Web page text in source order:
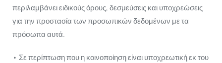
περιλαμβάνει ειδικούς όρους, δεσμεύσεις και υποχρεώσεις
για την προστασία των προσωπικών δεδομένων με τα
πρόσωπα αυτά.
• Σε περίπτωση που η κοινοποίηση είναι υποχρεωτική εκ του